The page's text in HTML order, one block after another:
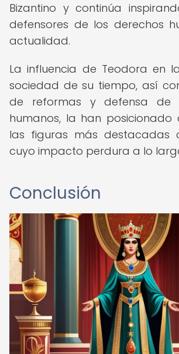
Bizantino y continúa
defensores de los derechos
actualidad.
La influencia de Teodora en
sociedad de su tiempo, así
de reformas y defensa de
humanos, la han
las figuras más destacadas
cuyo impacto perdura a lo
Conclusión